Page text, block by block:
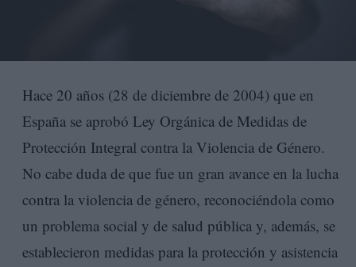
Hace 20 años (28 de diciembre de 2004) que en
España se aprobó Ley Orgánica de Medidas de
Protección Integral contra la Violencia de Género.
No cabe duda de que fue un gran avance en la lucha
contra la violencia de género, reconociéndola como
un problema social y de salud pública y, además, se
establecieron medidas para la protección y asistencia